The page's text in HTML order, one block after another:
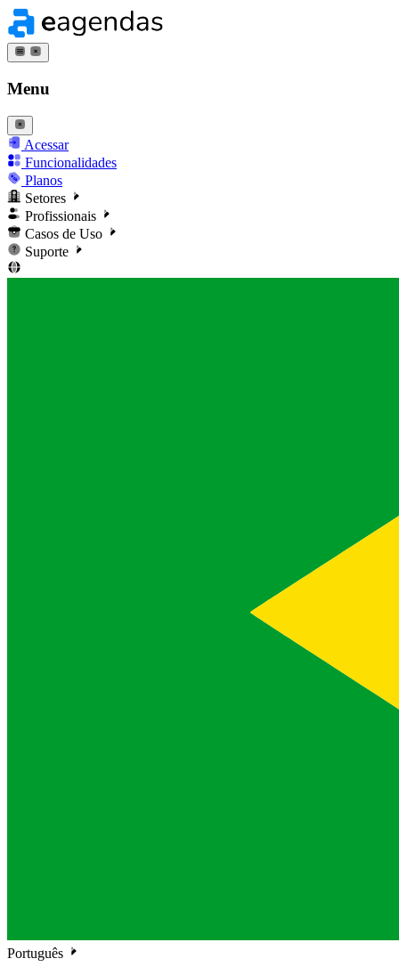
Menu
Acessar
Funcionalidades
Planos
Setores
Profissionais
Casos de Uso
Suporte
Português